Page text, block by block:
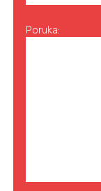
Poruka: